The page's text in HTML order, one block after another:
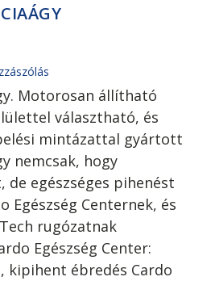
Motorosan állítható
választható, és
mintázattal gyártott
nemcsak, hogy
de egészséges pihenést
Egészség Centernek, és
rugózatnak
Egészség Center:
kipihent ébredés Cardo